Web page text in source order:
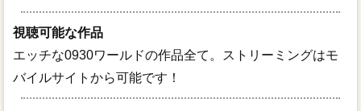
視聴可能な作品
エッチな0930ワールドの作品全て。ストリーミングはモ
バイルサイトから可能です！